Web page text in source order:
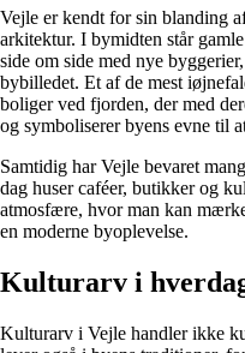
Vejle er kendt for sin blanding
arkitektur. I bymidten står
side om side med nye
bybilledet. Et af de mest
boliger ved fjorden, der med
og symboliserer byens evne til
Samtidig har Vejle bevaret
dag huser caféer, butikker og
atmosfære, hvor man kan
en moderne byoplevelse.
Kulturarv i
Kulturarv i Vejle handler ikke